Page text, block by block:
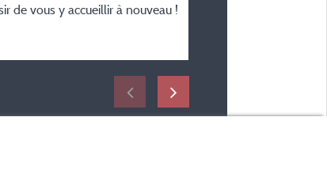
de vous y accueillir à nouveau !